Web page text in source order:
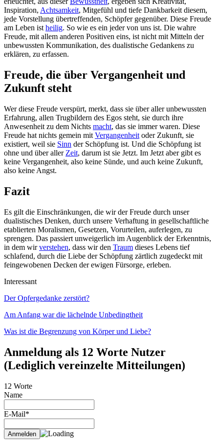
Inspiration, Achtsamkeit, Mitgefühl und tiefe Dankbarkeit diesem,
jede Vorstellung übertreffenden, Schöpfer gegenüber. Diese Freude
am Leben istheilig. So wie es ein jeder von uns ist. Die wahre
Freude, mit allem anderen Positiven eins, ist nicht mit Mitteln der
unbewussten Kommunikation, des dualistische Gedankens zu
erklären, zu erfassen.
Freude, die über Vergangenheit und
Zukunft steht
Wer diese Freude verspürt, merkt, dass sie über aller unbewussten
Erfahrung, allen Trugbildern des Egos steht, sie durch ihre
Anwesenheit zu dem Nichts macht, das sie immer waren. Diese
Freude hat nichts gemein mit Vergangenheit oder Zukunft, sie
existiert, weil sie Sinn der Schöpfung ist. Und die Schöpfung ist
ohne und über aller Zeit, darum ist sie Jetzt. Im Jetzt aber gibt es
keine Vergangenheit, also keine Sünde, und auch keine Zukunft,
also keine Angst.
Fazit
Es gilt die Einschränkungen, die wir der Freude durch unser
dualistisches Denken, durch unsere Verhaftung in gesellschaftliche
etablierten Moralismen, Gesetzen, Vorurteilen, auferlegen, zu
sprengen. Das passiert unweigerlich im Augenblick der Erkenntnis,
in dem wirverstehen, dass wir den Traum dieses Lebens tief
schlafend, durch die Liebe der Schöpfung zärtlich zugedeckt mit
feingewobenen Decken der ewigen Fürsorge, erleben.
Interessant
Der Opfergedanke zerstört?
Am Anfang war die lächelnde Unbedingtheit
Was ist die Begrenzung von Körper und Liebe?
Anmeldung als 12 Worte Nutzer
(Lediglich vereinzelte Mitteilungen)
12 Worte
Name
E-Mail*